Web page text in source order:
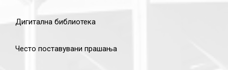
Дигитална библиотека
Често поставувани прашања